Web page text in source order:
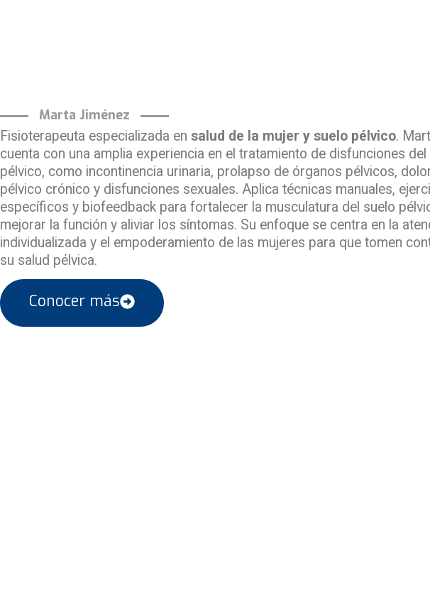
Marta Jiménez
Fisioterapeuta especializada en salud de la mujer y suelo pélvico.
cuenta con una amplia experiencia en el tratamiento de disfunciones del
pélvico, como incontinencia urinaria, prolapso de órganos pélvicos,
pélvico crónico y disfunciones sexuales. Aplica técnicas manuales,
específicos y biofeedback para fortalecer la musculatura del suelo
mejorar la función y aliviar los síntomas. Su enfoque se centra en la
individualizada y el empoderamiento de las mujeres para que tomen
su salud pélvica.
Conocer más